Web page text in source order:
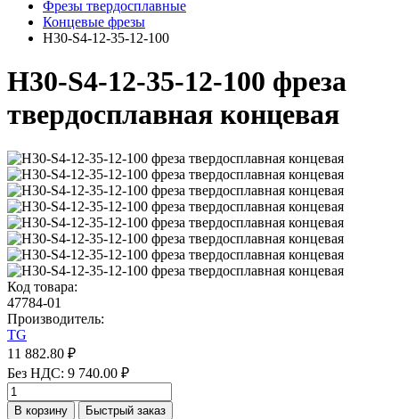
Фрезы твердосплавные
Концевые фрезы
H30-S4-12-35-12-100
H30-S4-12-35-12-100 фреза
твердосплавная концевая
Код товара:
47784-01
Производитель:
TG
11 882.80 ₽
Без НДС: 9 740.00 ₽
В корзину
Быстрый заказ